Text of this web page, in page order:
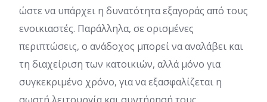
ώστε να υπάρχει η δυνατότητα εξαγοράς από τους
ενοικιαστές. Παράλληλα, σε ορισμένες
περιπτώσεις, ο ανάδοχος μπορεί να αναλάβει και
τη διαχείριση των κατοικιών, αλλά μόνο για
συγκεκριμένο χρόνο, για να εξασφαλίζεται η